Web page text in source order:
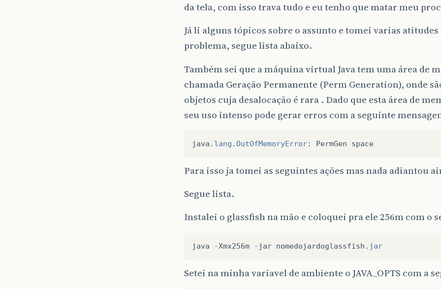
da tela, com isso trava tudo e eu tenho que matar meu
Já li alguns tópicos sobre o assunto e tomei varias atitudes
problema, segue lista abaixo.
Também sei que a máquina virtual Java tem uma área de
chamada Geração Permanente (Perm Generation), onde
objetos cuja desalocação é rara . Dado que esta área de
seu uso intenso pode gerar erros com a seguinte
java . lang .OutOfMemoryError: PermGen space
Para isso ja tomei as seguintes ações mas nada adiantou
Segue lista.
Instalei o glassfish na mão e coloquei pra ele 256m com o
java -Xmx256m - jar nomedojardoglassfish . jar
Setei na minha variavel de ambiente o JAVA_OPTS com a